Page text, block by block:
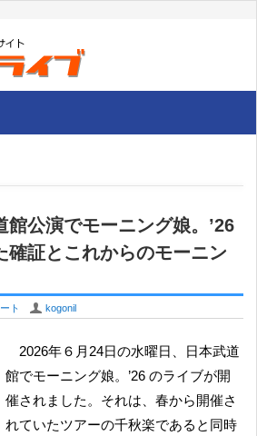
館公演でモーニング娘。’26
証とこれからのモーニン
ト U kogonil
2026年６月24日の水曜日、日本武道
館でモーニング娘。’26 のライブが開
催されました。それは、春から開催さ
れていたツアーの千秋楽であると同時